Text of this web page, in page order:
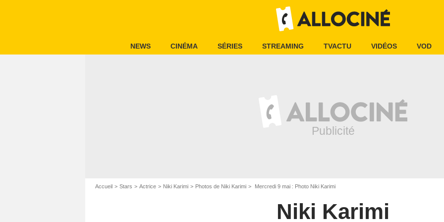
NEWS CINÉMA SÉRIES STREAMING TVACTU VIDÉOS VOD
Accueil Stars Actrice Niki Karimi Photos de Niki Karimi Mercredi 9 mai : Photo Niki Karimi
Niki Karimi